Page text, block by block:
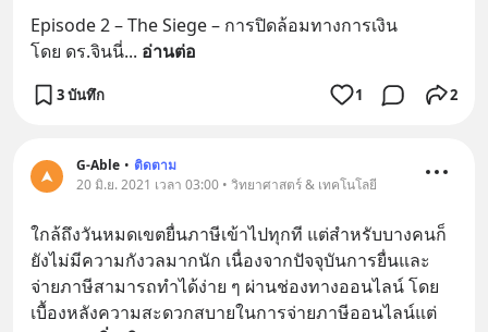
Episode 2 – The Siege – การปิดล้อมทางการเงิน
โดย ดร.จินนี่... อ่านต่อ
3 บันทึก 1 2
G-Able • ติดตาม
20 มิ.ย. 2021 เวลา 03:00 • วิทยาศาสตร์ & เทคโนโลยี
ใกล้ถึงวันหมดเขตยื่นภาษีเข้าไปทุกที แต่สำหรับบางคนก็
ยังไม่มีความกังวลมากนัก เนื่องจากปัจจุบันการยื่นและ
จ่ายภาษีสามารถทำได้ง่าย ๆ ผ่านช่องทางออนไลน์ โดย
เบื้องหลังความสะดวกสบายในการจ่ายภาษีออนไลน์แต่